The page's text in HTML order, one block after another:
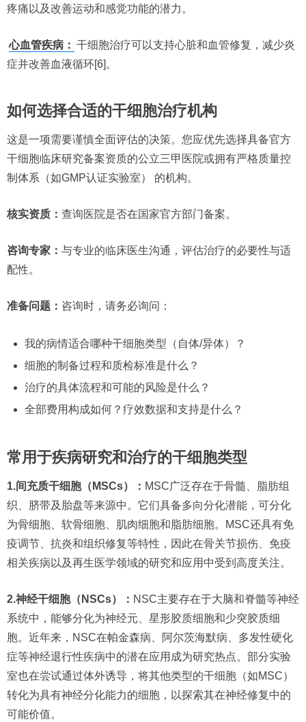
疼痛以及改善运动和感觉功能的潜力。
心血管疾病： 干细胞治疗可以支持心脏和血管修复，减少炎
症并改善血液循环[6]。
如何选择合适的干细胞治疗机构
这是一项需要谨慎全面评估的决策。您应优先选择具备官方
干细胞临床研究备案资质的公立三甲医院或拥有严格质量控
制体系（如GMP认证实验室） 的机构。
核实资质： 查询医院是否在国家官方部门备案。
咨询专家： 与专业的临床医生沟通，评估治疗的必要性与适
配性。
准备问题： 咨询时，请务必询问：
我的病情适合哪种干细胞类型（自体/异体）？
细胞的制备过程和质检标准是什么？
治疗的具体流程和可能的风险是什么？
全部费用构成如何？疗效数据和支持是什么？
常用于疾病研究和治疗的干细胞类型
1.间充质干细胞（MSCs）： MSC广泛存在于骨髓、脂肪组
织、脐带及胎盘等来源中。它们具备多向分化潜能，可分化
为骨细胞、软骨细胞、肌肉细胞和脂肪细胞。MSC还具有免
疫调节、抗炎和组织修复等特性，因此在骨关节损伤、免疫
相关疾病以及再生医学领域的研究和应用中受到高度关注。
2.神经干细胞（NSCs）： NSC主要存在于大脑和脊髓等神经
系统中，能够分化为神经元、星形胶质细胞和少突胶质细
胞。近年来，NSC在帕金森病、阿尔茨海默病、多发性硬化
症等神经退行性疾病中的潜在应用成为研究热点。部分实验
室也在尝试通过体外诱导，将其他类型的干细胞（如MSC）
转化为具有神经分化能力的细胞，以探索其在神经修复中的
可能价值。